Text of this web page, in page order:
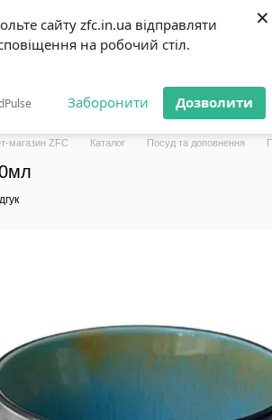
сайту zfc.in.ua відправляти
на робочий стіл.
Заборонити Дозволити
×
доставка Обмін та повернення Блог
магазин ZFC Каталог Посуд та доповнення